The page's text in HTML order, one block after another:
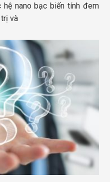
hệ nano bạc biến tính đem
và